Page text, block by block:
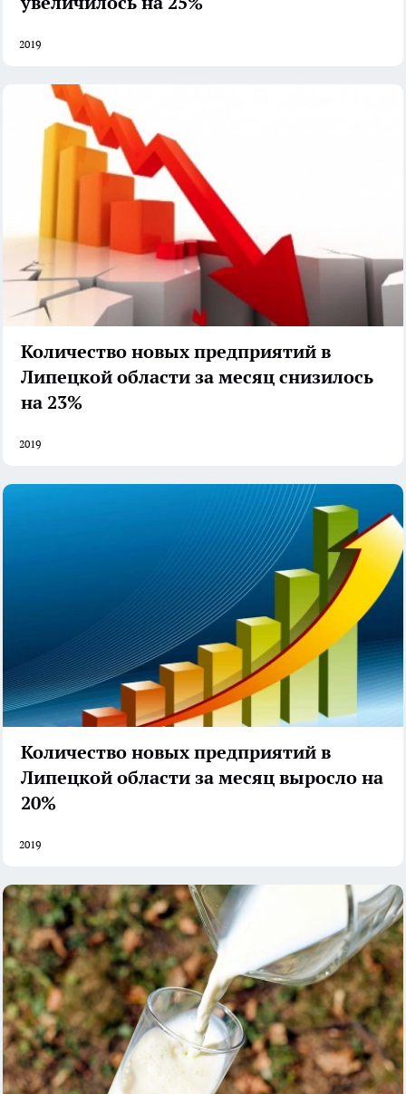
2019
Количество новых предприятий в
Липецкой области за месяц снизилось
на 23%
2019
Количество новых предприятий в
Липецкой области за месяц выросло на
20%
2019